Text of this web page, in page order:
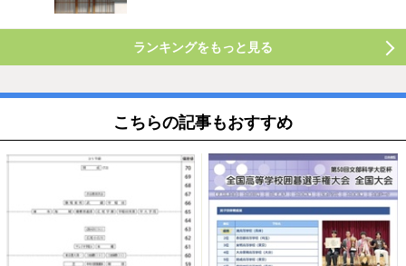
ランキングをもっと見る
こちらの記事もおすすめ